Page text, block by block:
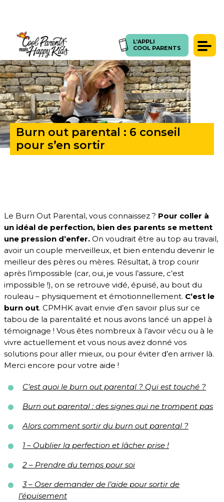
L’APPLI
COOL PARENTS
Témoignages
Presse
Articles
Coachings
SE CONNECTER FORUM
L’APPLI
COOL PARENTS
ACCUEIL >BURN OUT PARENTAL : 6 CONSEIL POUR S’EN SORTIR
Burn out parental : 6 conseil
pour s’en sortir
Le Burn Out Parental, vous connaissez ? Pour coller à
un idéal de perfection, bien des parents se mettent
une pression d’enfer. On voudrait être au top au travail,
avoir un couple merveilleux, et bien entendu devenir le
meilleur des pères ou mères. Résultat, à trop courir
après l’impossible (car, oui, je vous l’assure, c’est
impossible !), on se retrouve vidé, épuisé, au bout du
rouleau – physiquement et émotionnellement. C’est le
burn out. CPMHK avait envie d’en savoir plus sur ce
tabou de la parentalité et nous avons lancé un appel à
témoignage ! Vous êtes nombreux à l’avoir vécu ou à le
vivre actuellement et vous nous avez donné vos
solutions pour aller mieux, ou pour éviter d’en arriver là.
Merci encore pour votre aide !
C’est quoi le burn out parental ? Qui est touché ?
Burn out parental : des signes qui ne trompent pas
Alors comment sortir du burn out parental ?
1 – Oublier la perfection et lâcher prise !
2 – Prendre du temps pour soi
3 – Oser demander de l’aide pour sortir de
l’épuisement